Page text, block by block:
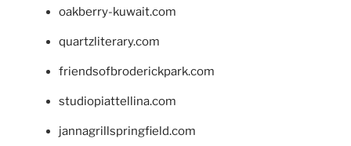
oakberry-kuwait.com
quartzliterary.com
friendsofbroderickpark.com
studiopiattellina.com
jannagrillspringfield.com